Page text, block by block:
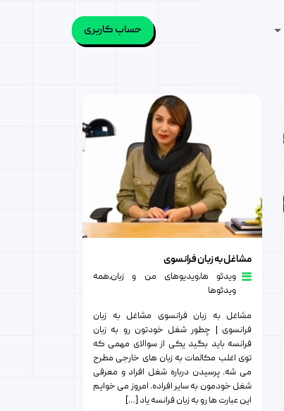
حساب کاربری
مشاغل به زبان فرانسوی
ویدئو ها٫ویدیوهای من و زبان٫همه
ویدئوها
مشاغل به زبان فرانسوی مشاغل به زبان
فرانسوی | چطور شغل خودتون رو به زبان
فرانسه باید بگید یکی از سوالای مهمی که
توی اغلب مکالمات به زبان های خارجی مطرح
می شه. پرسیدن درباره شغل افراد و معرفی
شغل خودمون به سایر افراده. امروز می خوایم
این عبارت ها رو به زبان فرانسه یاد […]